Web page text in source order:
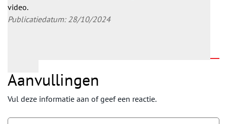
video.
Publicatiedatum: 28/10/2024
Aanvullingen
Vul deze informatie aan of geef een reactie.